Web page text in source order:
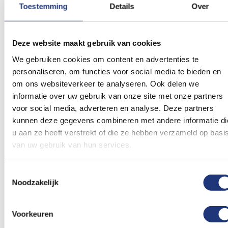
Toestemming Details Over
Deze website maakt gebruik van cookies
We gebruiken cookies om content en advertenties te
personaliseren, om functies voor social media te bieden en
om ons websiteverkeer te analyseren. Ook delen we
informatie over uw gebruik van onze site met onze partners
voor social media, adverteren en analyse. Deze partners
kunnen deze gegevens combineren met andere informatie
u aan ze heeft verstrekt of die ze hebben verzameld op
van uw gebruik van hun services.
Noodzakelijk
Voorkeuren
Spunpoly 165gr/m2 100x150cm
100x150cm BESTE
KWALITEIT
Waardering:
100
% of 100
Vanaf11,53
Excl. BTW
dag verzonden
In winkelmand
200cm gebogen
76,82
Levertijd 2 werkdagen
In winkelmand
Voeg
toe
aan
Voeg
toe